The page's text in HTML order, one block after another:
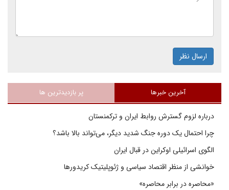
ارسال نظر
آخرین خبرها پر بازدیدترین ها
درباره لزوم گسترش روابط ایران و ترکمنستان
چرا احتمال یک دوره جنگ شدید دیگر، می‌تواند بالا باشد؟
الگوی اسرائیلی اوکراین در قبال ایران
خوانشی از منظر اقتصاد سیاسی و ژئوپلیتیک کریدورها
«محاصره در برابر محاصره»